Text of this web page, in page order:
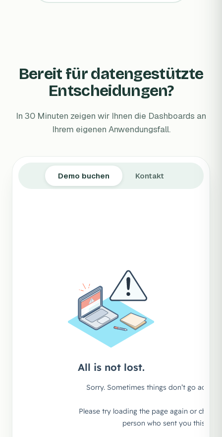
Bereit für datengestützte
Entscheidungen?
In 30 Minuten zeigen wir Ihnen die Dashboards an
Ihrem eigenen Anwendungsfall.
Demo buchen Kontakt